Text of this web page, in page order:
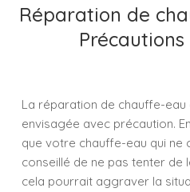
Réparation de
La réparation de chauffe-
envisagée avec précaution.
que votre chauffe-eau qui ne
conseillé de ne pas tenter
cela pourrait aggraver la